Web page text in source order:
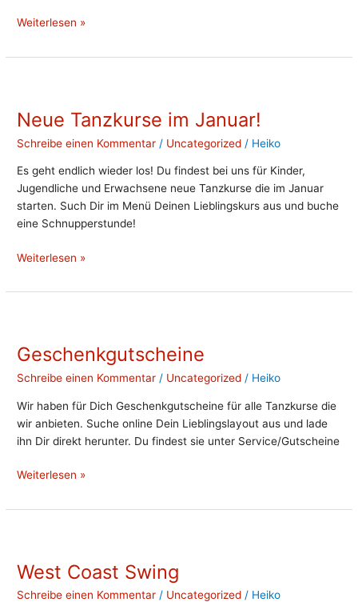
Weiterlesen »
Neue Tanzkurse im Januar!
Schreibe einen Kommentar / Uncategorized / Heiko
Es geht endlich wieder los! Du findest bei uns für Kinder,
Jugendliche und Erwachsene neue Tanzkurse die im Januar
starten. Such Dir im Menü Deinen Lieblingskurs aus und buche
eine Schnupperstunde!
im
Weiterlesen »
Geschenkgutscheine
Schreibe einen Kommentar / Uncategorized / Heiko
Wir haben für Dich Geschenkgutscheine für alle Tanzkurse die
wir anbieten. Suche online Dein Lieblingslayout aus und lade
ihn Dir direkt herunter. Du findest sie unter Service/Gutscheine
Weiterlesen »
West Coast Swing
Schreibe einen Kommentar / Uncategorized / Heiko
Swing